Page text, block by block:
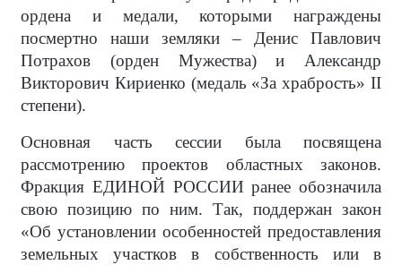
ордена и медали, которыми награждены
посмертно наши земляки – Денис Павлович
Потрахов (орден Мужества) и Александр
Викторович Кириенко (медаль «За храбрость» II
степени).
Основная часть сессии была посвящена
рассмотрению проектов областных законов.
Фракция ЕДИНОЙ РОССИИ ранее обозначила
свою позицию по ним. Так, поддержан закон
«Об установлении особенностей предоставления
земельных участков в собственность или в